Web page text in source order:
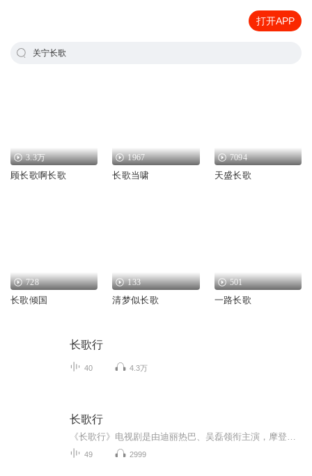
打开APP
关宁长歌
3.3万
顾长歌啊长歌
1967
长歌当啸
7094
天盛长歌
728
长歌倾国
133
清梦似长歌
501
一路长歌
长歌行
40 4.3万
长歌行
49 2999